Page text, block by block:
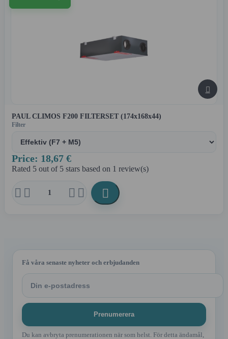

PAUL CLIMOS F200 FILTERSET (174x168x44)
Filter
Price: 18,67 €
Rated 5 out of 5 stars based on 1 review(s)
    
Få våra senaste nyheter och erbjudanden
Du kan avbryta prenumerationen när som helst. För detta ändamål,